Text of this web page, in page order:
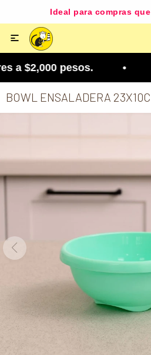
Ideal para compras

a $2,000 pesos. • Si
BOWL ENSALADERA